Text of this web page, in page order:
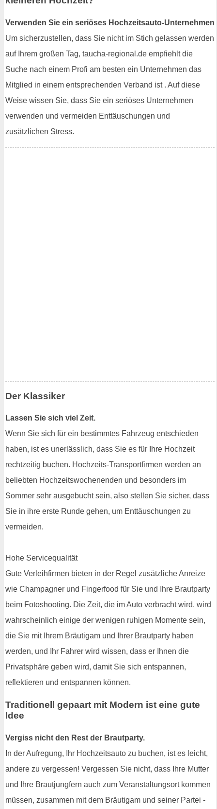
Verwenden Sie ein seriöses Hochzeitsauto-Unternehmen
Um sicherzustellen, dass Sie nicht im Stich gelassen werden
auf Ihrem großen Tag, taucha-regional.de empfiehlt die
Suche nach einem Profi am besten ein Unternehmen das
Mitglied in einem entsprechenden Verband ist . Auf diese
Weise wissen Sie, dass Sie ein seriöses Unternehmen
verwenden und vermeiden Enttäuschungen und
zusätzlichen Stress.
Der Klassiker
Lassen Sie sich viel Zeit.
Wenn Sie sich für ein bestimmtes Fahrzeug entschieden
haben, ist es unerlässlich, dass Sie es für Ihre Hochzeit
rechtzeitig buchen. Hochzeits-Transportfirmen werden an
beliebten Hochzeitswochenenden und besonders im
Sommer sehr ausgebucht sein, also stellen Sie sicher, dass
Sie in ihre erste Runde gehen, um Enttäuschungen zu
vermeiden.
Hohe Servicequalität
Gute Verleihfirmen bieten in der Regel zusätzliche Anreize
wie Champagner und Fingerfood für Sie und Ihre Brautparty
beim Fotoshooting. Die Zeit, die im Auto verbracht wird, wird
wahrscheinlich einige der wenigen ruhigen Momente sein,
die Sie mit Ihrem Bräutigam und Ihrer Brautparty haben
werden, und Ihr Fahrer wird wissen, dass er Ihnen die
Privatsphäre geben wird, damit Sie sich entspannen,
reflektieren und entspannen können.
Traditionell gepaart mit Modern ist eine gute
Idee
Vergiss nicht den Rest der Brautparty.
In der Aufregung, Ihr Hochzeitsauto zu buchen, ist es leicht,
andere zu vergessen! Vergessen Sie nicht, dass Ihre Mutter
und Ihre Brautjungfern auch zum Veranstaltungsort kommen
müssen, zusammen mit dem Bräutigam und seiner Partei -